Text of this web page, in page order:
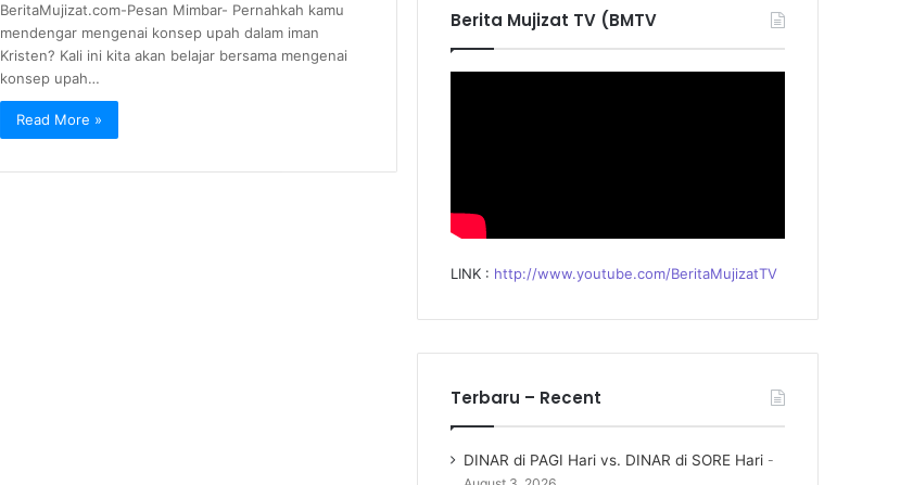
BeritaMujizat.com-Pesan Mimbar- Pernahkah kamu
mendengar mengenai konsep upah dalam iman
Kristen? Kali ini kita akan belajar bersama mengenai
konsep upah…
Read More »
Berita Mujizat TV (BMTV
LINK : http://www.youtube.com/BeritaMujizatTV
Terbaru – Recent
DINAR di PAGI Hari vs. DINAR di SORE Hari